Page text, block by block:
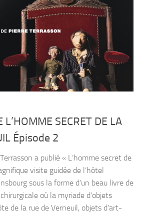
L’HOMME SECRET DE LA
Épisode 2
a publié « L’homme secret de
visite guidée de l’hôtel
sous la forme d’un beau livre de
où la myriade d’objets
de la rue de Verneuil, objets d’art-